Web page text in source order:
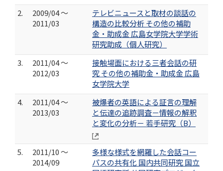
2.
2009/04 ～
2011/03
テレビニュースと取材の談話の
構造の比較分析 その他の補助
金・助成金 広島女学院大学学術
研究助成（個人研究）
3.
2011/04 ～
2012/03
接触場面における三者会話の研
究 その他の補助金・助成金 広島
女学院大学
4.
2011/04 ～
2013/03
被爆者の英語による証言の理解
と伝達の追跡調査－情報の解釈
と変化の分析－ 若手研究（B）
5.
2011/10 ～
2014/09
多様な様式を網羅した会話コー
パスの共有化 国内共同研究 国立